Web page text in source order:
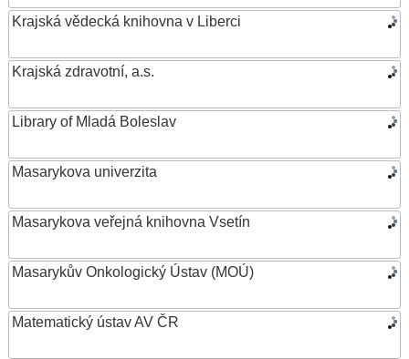
Krajská vědecká knihovna v Liberci
Krajská zdravotní, a.s.
Library of Mladá Boleslav
Masarykova univerzita
Masarykova veřejná knihovna Vsetín
Masarykův Onkologický Ústav (MOÚ)
Matematický ústav AV ČR